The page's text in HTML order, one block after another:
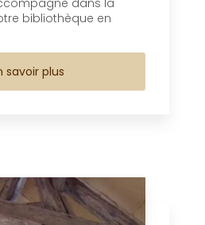
bibliothèque en
savoir plus